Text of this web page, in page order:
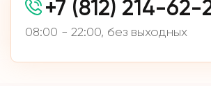
+7 (812) 214-62-
08:00 - 22:00, без выходных